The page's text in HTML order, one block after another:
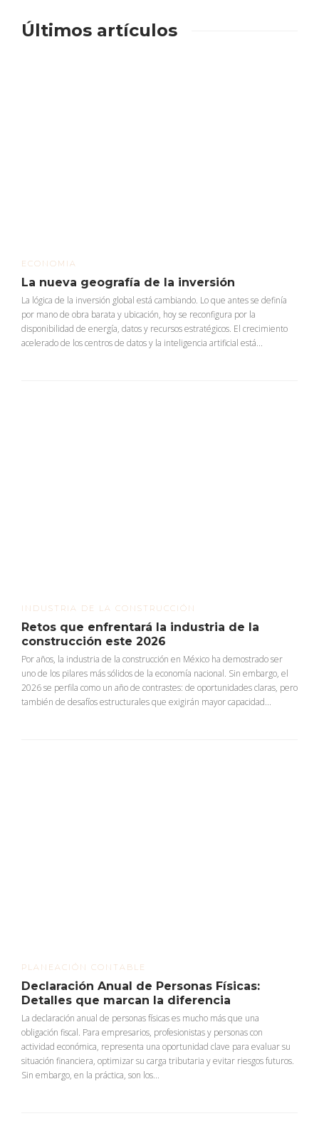
Últimos artículos
ECONOMIA
La nueva geografía de la inversión
La lógica de la inversión global está cambiando. Lo que antes se definía
por mano de obra barata y ubicación, hoy se reconfigura por la
disponibilidad de energía, datos y recursos estratégicos. El crecimiento
acelerado de los centros de datos y la inteligencia artificial está...
INDUSTRIA DE LA CONSTRUCCIÓN
Retos que enfrentará la industria de la
construcción este 2026
Por años, la industria de la construcción en México ha demostrado ser
uno de los pilares más sólidos de la economía nacional. Sin embargo, el
2026 se perfila como un año de contrastes: de oportunidades claras, pero
también de desafíos estructurales que exigirán mayor capacidad...
PLANEACIÓN CONTABLE
Declaración Anual de Personas Físicas:
Detalles que marcan la diferencia
La declaración anual de personas físicas es mucho más que una
obligación fiscal. Para empresarios, profesionistas y personas con
actividad económica, representa una oportunidad clave para evaluar su
situación financiera, optimizar su carga tributaria y evitar riesgos futuros.
Sin embargo, en la práctica, son los...